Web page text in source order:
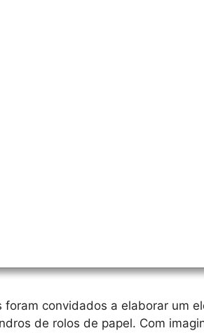
convidados a elaborar um
de rolos de papel. Com